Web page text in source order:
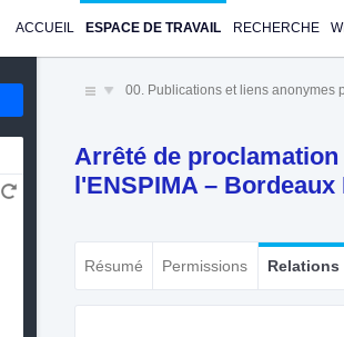
ACCUEIL ESPACE DE TRAVAIL RECHERCHE
00. Publications et liens anonymes
Arrêté de
l'ENSPIMA – Bordeaux
Résumé Permissions Relations